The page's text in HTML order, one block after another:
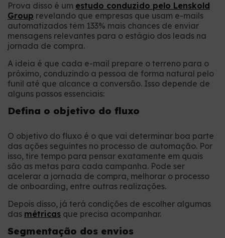
Prova disso é um estudo conduzido pelo Lenskold
Group revelando que empresas que usam e-mails
automatizados têm 133% mais chances de enviar
mensagens relevantes para o estágio dos leads na
jornada de compra.
A ideia é que cada e-mail prepare o terreno para o
próximo, conduzindo a pessoa de forma natural pelo
funil até que alcance a conversão. Isso depende de
alguns passos essenciais:
Defina o objetivo do fluxo
O objetivo do fluxo é o que vai determinar boa parte
das ações seguintes no processo de automação. Por
isso, tire tempo para pensar exatamente em quais
são as metas para cada campanha. Pode ser
acelerar a jornada de compra, melhorar o processo
de onboarding, entre outras realizações.
Depois disso, já terá condições de escolher algumas
das métricas que precisa acompanhar.
Segmentação dos envios